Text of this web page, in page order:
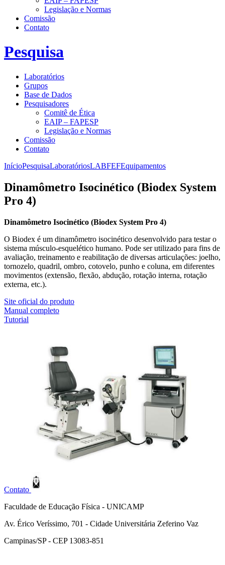
Legislação e Normas
Comissão
Contato
Pesquisa
Laboratórios
Grupos
Base de Dados
Pesquisadores
Comitê de Ética
EAIP – FAPESP
Legislação e Normas
Comissão
Contato
InícioPesquisaLaboratóriosLABFEFEquipamentos
Dinamômetro Isocinético (Biodex System
Pro 4)
Dinamômetro Isocinético (Biodex System Pro 4)
O Biodex é um dinamômetro isocinético desenvolvido para testar o
sistema músculo-esquelético humano. Pode ser utilizado para fins de
avaliação, treinamento e reabilitação de diversas articulações: joelho,
tornozelo, quadril, ombro, cotovelo, punho e coluna, em diferentes
movimentos (extensão, flexão, abdução, rotação interna, rotação
externa, etc.).
Site oficial do produto
Manual completo
Tutorial
Contato
Faculdade de Educação Física - UNICAMP
Av. Érico Veríssimo, 701 - Cidade Universitária Zeferino Vaz
Campinas/SP - CEP 13083-851